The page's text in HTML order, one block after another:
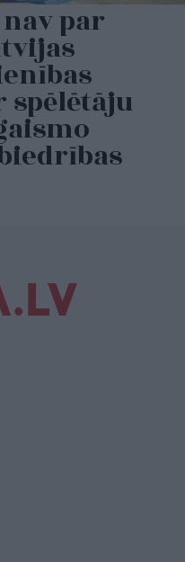
par
spēlētāju